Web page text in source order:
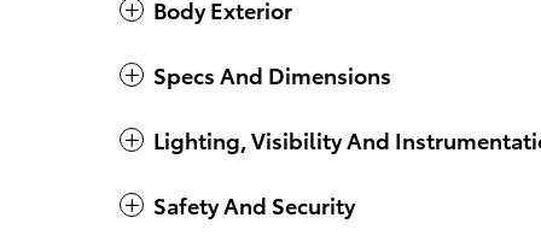
Body Exterior
Specs And Dimensions
Lighting, Visibility And
Safety And Security